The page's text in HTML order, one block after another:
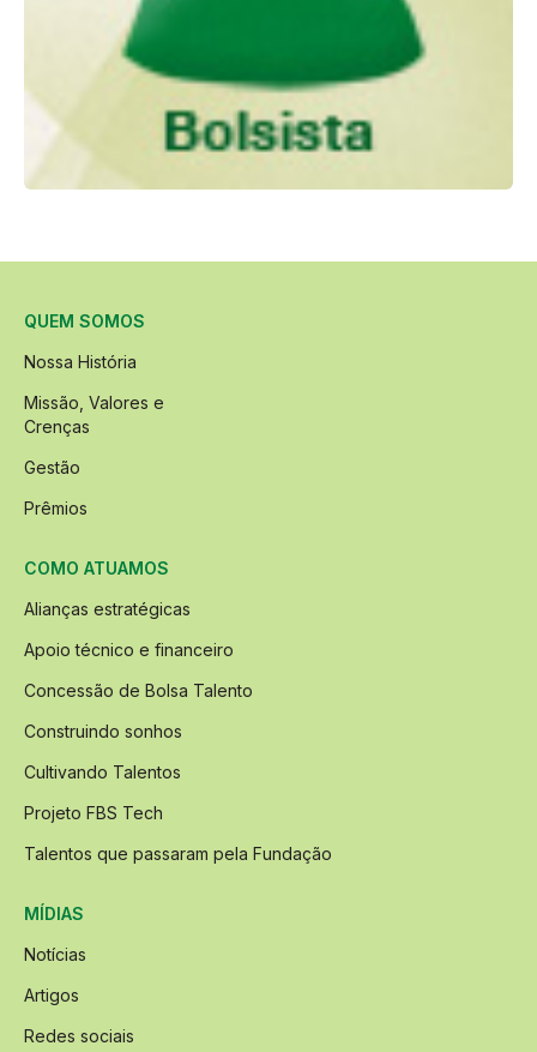
QUEM SOMOS
Nossa História
Missão, Valores e
Crenças
Gestão
Prêmios
COMO ATUAMOS
Alianças estratégicas
Apoio técnico e financeiro
Concessão de Bolsa Talento
Construindo sonhos
Cultivando Talentos
Projeto FBS Tech
Talentos que passaram pela Fundação
MÍDIAS
Notícias
Artigos
Redes sociais